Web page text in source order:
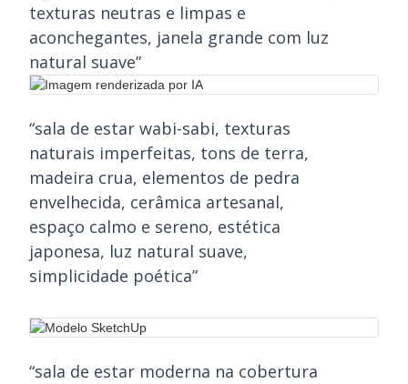
texturas neutras e limpas e
aconchegantes, janela grande com luz
natural suave”
“sala de estar wabi-sabi, texturas
naturais imperfeitas, tons de terra,
madeira crua, elementos de pedra
envelhecida, cerâmica artesanal,
espaço calmo e sereno, estética
japonesa, luz natural suave,
simplicidade poética”
“sala de estar moderna na cobertura